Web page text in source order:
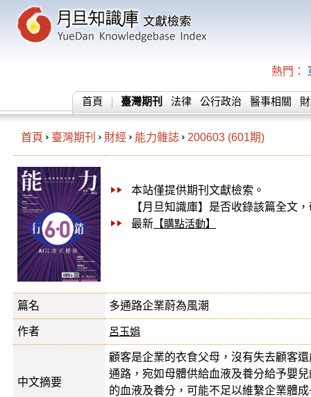
熱門：
首頁 臺灣期刊 法律 公行政治 醫事相關
首頁 臺灣期刊 財經 能力雜誌 200603 (601期)
本站僅提供期刊文獻檢索。
【月旦知識庫】是否收錄該篇全文，
最新 【購點活動】
篇名 多通路企業蔚為風潮
作者 呂玉娟
中文摘要
顧客是企業的衣食父母，沒有失去顧客
通路，宛如母體供給血液及養分給予嬰
的血液及養分，可能不足以維繫企業體